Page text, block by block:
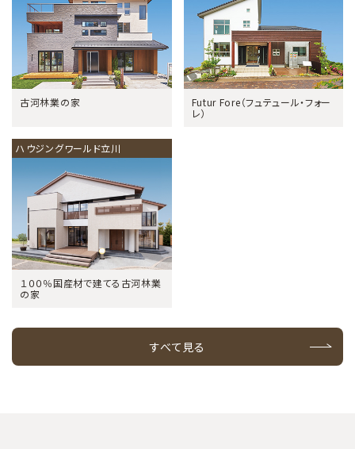
古河林業の家
Futur Fore（フュテュール・フォー
レ）
ハウジングワールド立川
１００％国産材で建てる古河林業
の家
すべて見る